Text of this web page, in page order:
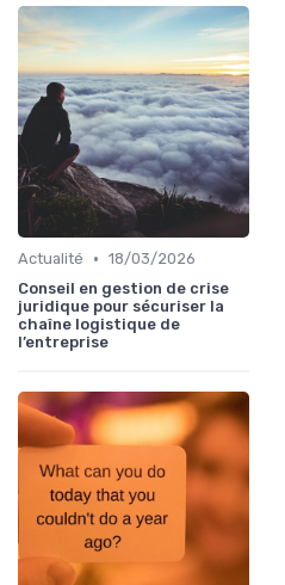
Actualité • 18/03/2026
Conseil en gestion de crise
juridique pour sécuriser la
chaîne logistique de
l’entreprise